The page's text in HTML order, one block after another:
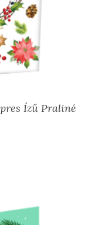
Ízű Praliné